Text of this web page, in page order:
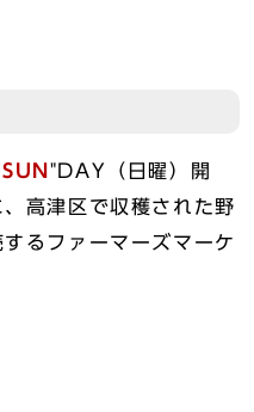
SUN "DAY（日曜）開
高津区で収穫された野
るファーマーズマーケ